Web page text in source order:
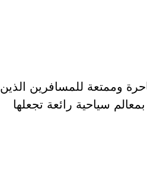
وممتعة للمسافرين الذين
سياحية رائعة تجعلها